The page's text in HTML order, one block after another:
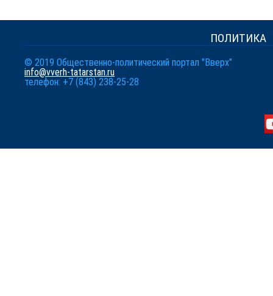
ПОЛИТИКА
© 2019 Общественно-политический портал "Вверх"
info@vverh-tatarstan.ru
телефон: +7 (843) 238-25-28